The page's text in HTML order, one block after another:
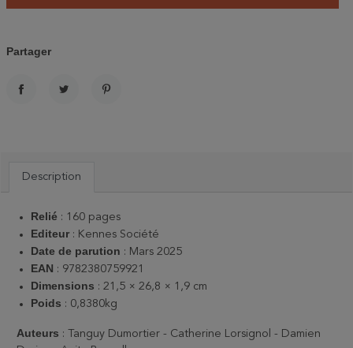
Partager
Description
Relié : 160 pages
Editeur : Kennes Société
Date de parution : Mars 2025
EAN : 9782380759921
Dimensions : 21,5 × 26,8 × 1,9 cm
Poids : 0,8380kg
Auteurs : Tanguy Dumortier - Catherine Lorsignol - Damien